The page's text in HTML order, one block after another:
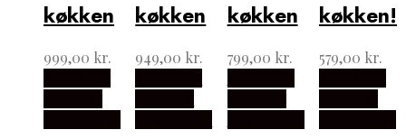
køkken
999,00 kr.
køkken
949,00 kr.
køkken
799,00 kr.
køkken!
579,00 kr.